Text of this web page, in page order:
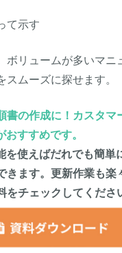
て示す
ボリュームが多いマニ
ムーズに探せます。
書の作成に！カスタマ
すすめです。
を使えばだれでも簡単
きます。更新作業も楽
チェックしてくださ